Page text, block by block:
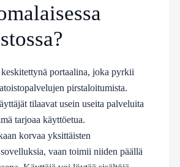
portaalina, joka pyrkii
pirstaloitumista.
tilaavat usein useita palveluita
tarjoaa käyttöetua.
korvaa yksittäisten
vaan toimii niiden päällä